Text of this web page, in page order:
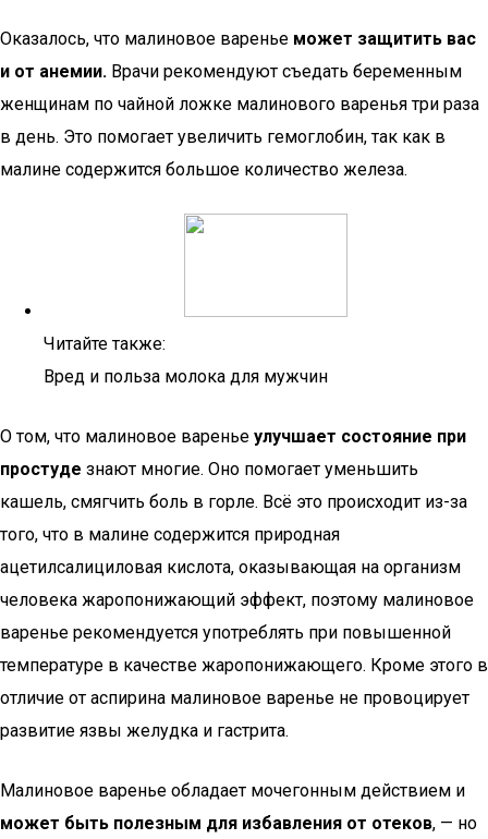
Оказалось, что малиновое варенье может защитить вас
и от анемии. Врачи рекомендуют съедать беременным
женщинам по чайной ложке малинового варенья три раза
в день. Это помогает увеличить гемоглобин, так как в
малине содержится большое количество железа.
Читайте также:
Вред и польза молока для мужчин
О том, что малиновое варенье улучшает состояние при
простуде знают многие. Оно помогает уменьшить
кашель, смягчить боль в горле. Всё это происходит из-за
того, что в малине содержится природная
ацетилсалициловая кислота, оказывающая на организм
человека жаропонижающий эффект, поэтому малиновое
варенье рекомендуется употреблять при повышенной
температуре в качестве жаропонижающего. Кроме этого в
отличие от аспирина малиновое варенье не провоцирует
развитие язвы желудка и гастрита.
Малиновое варенье обладает мочегонным действием и
может быть полезным для избавления от отеков, — но